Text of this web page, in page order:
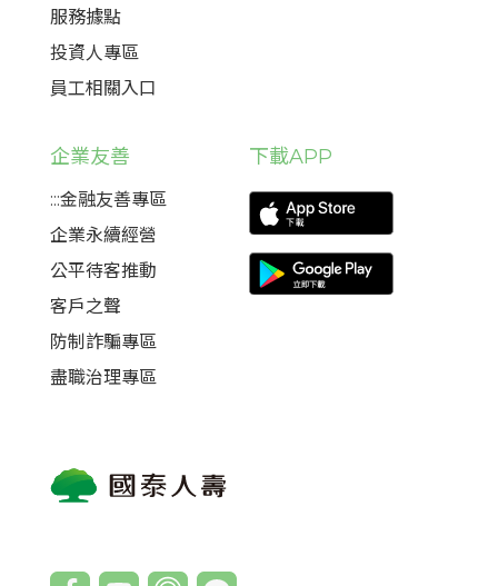
服務據點
投資人專區
員工相關入口
企業友善
:::金融友善專區
企業永續經營
公平待客推動
客戶之聲
防制詐騙專區
盡職治理專區
下載APP